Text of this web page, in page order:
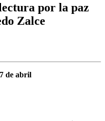
por la paz
Zalce
de abril